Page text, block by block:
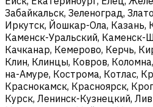
Забайкальск, Зеленоград,
Иркутск, Йошкар-Ола, Казань,
Каменск-Уральский, Каменск-
Качканар, Кемерово, Керчь,
Клин, Клинцы, Ковров,
на-Амуре, Кострома, Котлас,
Краснокамск, Красноярск,
Курск, Ленинск-Кузнецкий,